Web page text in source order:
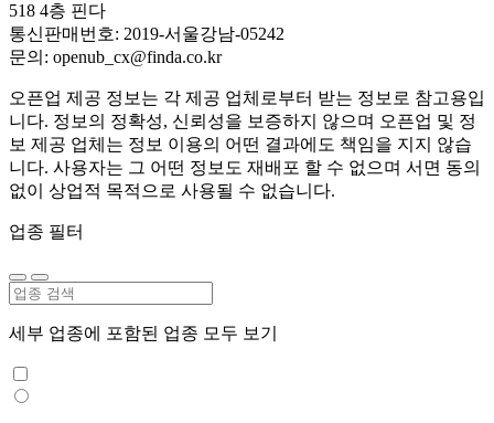
518 4층 핀다
통신판매번호: 2019-서울강남-05242
문의: openub_cx@finda.co.kr
오픈업 제공 정보는 각 제공 업체로부터 받는 정보로 참고용입
니다. 정보의 정확성, 신뢰성을 보증하지 않으며 오픈업 및 정
보 제공 업체는 정보 이용의 어떤 결과에도 책임을 지지 않습
니다. 사용자는 그 어떤 정보도 재배포 할 수 없으며 서면 동의
없이 상업적 목적으로 사용될 수 없습니다.
업종 필터
세부 업종에 포함된 업종 모두 보기